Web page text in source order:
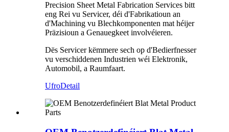
Precision Sheet Metal Fabrication Services bitt
eng Rei vu Servicer, déi d'Fabrikatioun an
d'Machining vu Blechkomponenten mat héijer
Präzisioun a Genauegkeet involvéieren.
Dës Servicer këmmere sech op d'Bedierfnesser
vu verschiddenen Industrien wéi Elektronik,
Automobil, a Raumfaart.
UfroDetail